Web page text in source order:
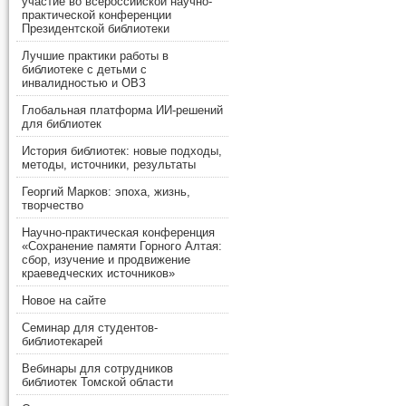
практической конференции
Президентской библиотеки
Лучшие практики работы в
библиотеке с детьми с
инвалидностью и ОВЗ
Глобальная платформа ИИ-решений
для библиотек
История библиотек: новые подходы,
методы, источники, результаты
Георгий Марков: эпоха, жизнь,
творчество
Научно-практическая конференция
«Сохранение памяти Горного Алтая:
сбор, изучение и продвижение
краеведческих источников»
Новое на сайте
Семинар для студентов-
библиотекарей
Вебинары для сотрудников
библиотек Томской области